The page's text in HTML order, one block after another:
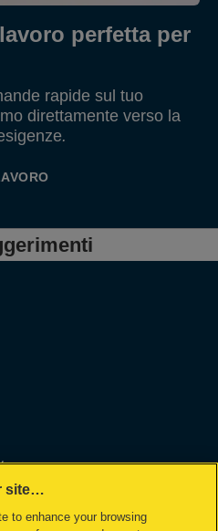
perfetta per
rapide sul tuo
direttamente verso la
.
site…
to enhance your browsing